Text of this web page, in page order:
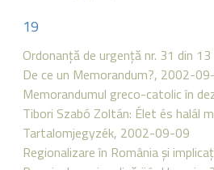
19
Ordonanţă de urgenţă nr. 31 din
De ce un Memorandum?, 2002-
Memorandumul greco-catolic în
Tibori Szabó Zoltán: Élet és halál
Tartalomjegyzék, 2002-09-09
Regionalizare în România şi